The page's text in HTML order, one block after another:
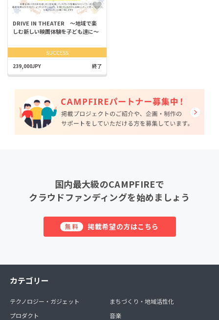
DRIVE IN THEATER ～地域で楽
しむ新しい映画体験を子ども達に～
SUCCESS
239,000JPY 終了
国内最大級のCAMPFIREで
クラウドファンディングを始めましょう
無料 掲載希望の方はこちら
カテゴリー
テクノロジー・ガジェット
プロダクト
まちづくり・地域活性化
音楽